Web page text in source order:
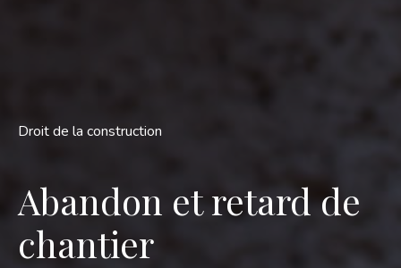
Droit de la construction
Abandon et retard de
chantier